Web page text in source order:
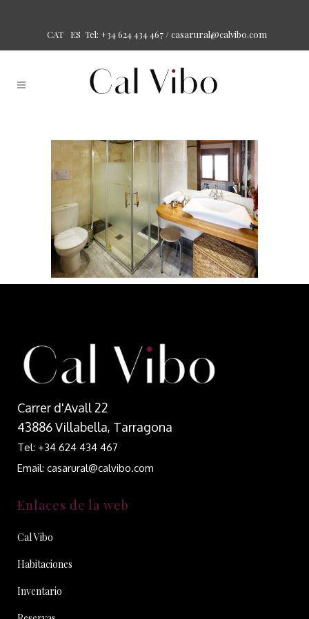
CAT ES Tel: +34 624 434 467 / casarural@calvibo.com
Carrer d'Avall 22
43886 Villabella, Tarragona
Tel: +34 624 434 467
Email: casarural@calvibo.com
Enlaces de la web
Cal Vibo
Habitaciones
Inventario